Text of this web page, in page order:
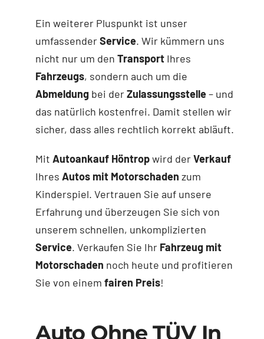
Ein weiterer Pluspunkt ist unser
umfassenderService. Wir kümmern uns
nicht nur um den TransportIhres
Fahrzeugs, sondern auch um die
Abmeldungbei derZulassungsstelle– und
das natürlich kostenfrei. Damit stellen wir
sicher, dass alles rechtlich korrekt abläuft.
Mit Autoankauf Höntropwird derVerkauf
Ihres Autos mit Motorschaden zum
Kinderspiel. Vertrauen Sie auf unsere
Erfahrung und überzeugen Sie sich von
unserem schnellen, unkomplizierten
Service. Verkaufen Sie Ihr Fahrzeug mit
Motorschaden noch heute und profitieren
Sie von einem fairen Preis!
Auto Ohne TÜV In